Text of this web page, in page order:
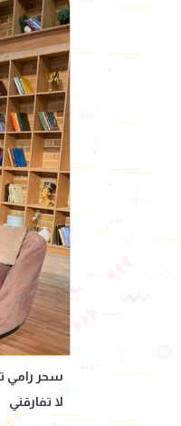
سحر رامي
لا تفارقني